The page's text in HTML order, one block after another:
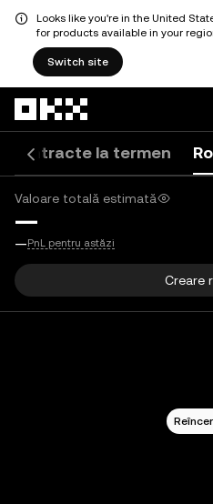
Looks like you're in the United
for products available in your
Switch site
Contracte la termen
Valoare totală estimată
—
—PnL pentru astăzi
Creare